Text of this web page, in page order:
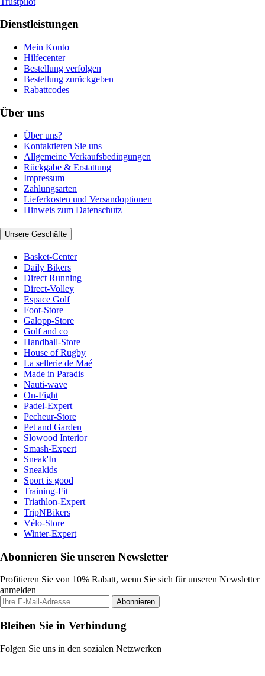
Dienstleistungen
Mein Konto
Hilfecenter
Bestellung verfolgen
Bestellung zurückgeben
Rabattcodes
Über uns
Über uns?
Kontaktieren Sie uns
Allgemeine Verkaufsbedingungen
Rückgabe & Erstattung
Impressum
Zahlungsarten
Lieferkosten und Versandoptionen
Hinweis zum Datenschutz
Unsere Geschäfte
Basket-Center
Daily Bikers
Direct Running
Direct-Volley
Espace Golf
Foot-Store
Galopp-Store
Golf and co
Handball-Store
House of Rugby
La sellerie de Maé
Made in Paradis
Nauti-wave
On-Fight
Padel-Expert
Pecheur-Store
Pet and Garden
Slowood Interior
Smash-Expert
Sneak'In
Sneakids
Sport is good
Training-Fit
Triathlon-Expert
TripNBikers
Vélo-Store
Winter-Expert
Abonnieren Sie unseren Newsletter
Profitieren Sie von 10% Rabatt, wenn Sie sich für unseren Newsletter
anmelden
Abonnieren
Bleiben Sie in Verbindung
Folgen Sie uns in den sozialen Netzwerken